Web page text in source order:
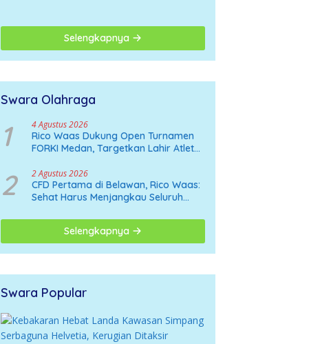
Deklarasi Nasional
Selengkapnya
Swara Olahraga
1 4 Agustus 2026
Rico Waas Dukung Open Turnamen
FORKI Medan, Targetkan Lahir Atlet
2 2 Agustus 2026
CFD Pertama di Belawan, Rico Waas:
Sehat Harus Menjangkau Seluruh
Selengkapnya
Swara Popular